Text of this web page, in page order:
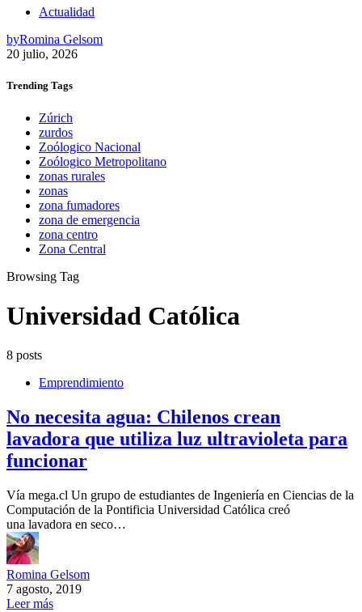
Actualidad
byRomina Gelsom
20 julio, 2026
Trending Tags
Zúrich
zurdos
Zoólogico Nacional
Zoólogico Metropolitano
zonas rurales
zonas
zona fumadores
zona de emergencia
zona centro
Zona Central
Browsing Tag
Universidad Católica
8 posts
Emprendimiento
No necesita agua: Chilenos crean
lavadora que utiliza luz ultravioleta para
funcionar
Vía mega.cl Un grupo de estudiantes de Ingeniería en Ciencias de la
Computación de la Pontificia Universidad Católica creó
una lavadora en seco…
Romina Gelsom
7 agosto, 2019
Leer más